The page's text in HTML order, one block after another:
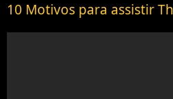
10 Motivos para assistir